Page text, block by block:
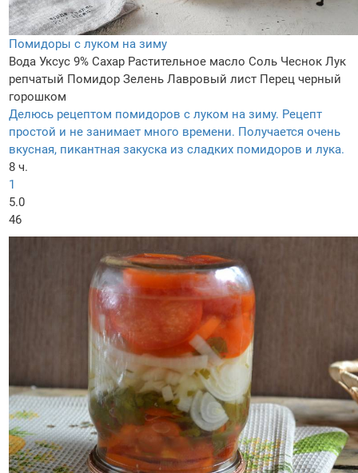
Помидоры с луком на зиму
Вода Уксус 9% Сахар Растительное масло Соль Чеснок Лук
репчатый Помидор Зелень Лавровый лист Перец черный
горошком
Делюсь рецептом помидоров с луком на зиму. Рецепт
простой и не занимает много времени. Получается очень
вкусная, пикантная закуска из сладких помидоров и лука.
8 ч.
1
5.0
46